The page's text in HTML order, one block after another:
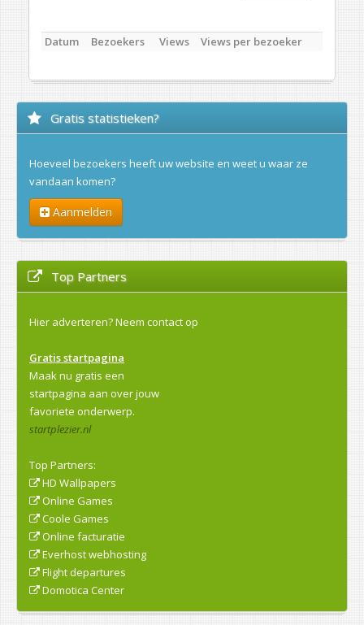
Datum Bezoekers Views Views per bezoeker
Gratis statistieken?
Hoeveel bezoekers heeft uw website en weet u waar ze
vandaan komen?
Aanmelden
Top Partners
Hier adverteren?Neem contact op
Gratis startpagina
Maak nu gratis een
startpagina aan over jouw
favoriete onderwerp.
startplezier.nl
Top Partners:
HD Wallpapers
Online Games
Coole Games
Online facturatie
Everhost webhosting
Flight departures
Domotica Center